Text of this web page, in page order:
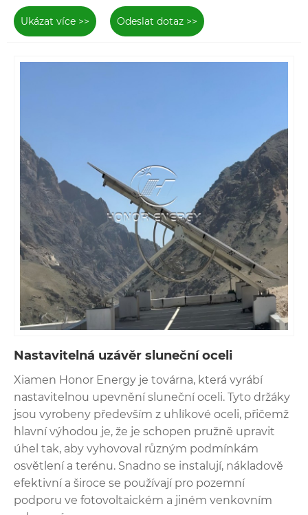
přiměřená.
Ukázat více >> Odeslat dotaz >>
Nastavitelná uzávěr sluneční oceli
Xiamen Honor Energy je továrna, která vyrábí
nastavitelnou upevnění sluneční oceli. Tyto držáky
jsou vyrobeny především z uhlíkové oceli, přičemž
hlavní výhodou je, že je schopen pružně upravit
úhel tak, aby vyhovoval různým podmínkám
osvětlení a terénu. Snadno se instalují, nákladově
efektivní a široce se používají pro pozemní
podporu ve fotovoltaickém a jiném venkovním